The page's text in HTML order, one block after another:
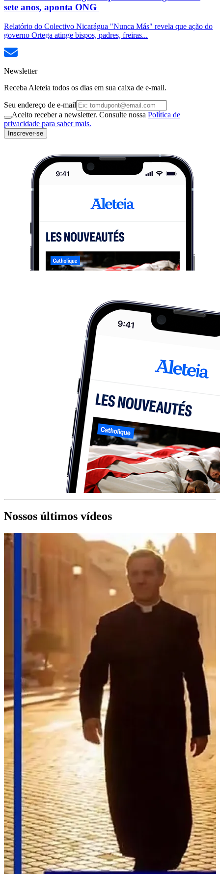
sete anos, aponta ONG
Relatório do Colectivo Nicarágua "Nunca Más" revela que ação do
governo Ortega atinge bispos, padres, freiras...
Newsletter
Receba Aleteia todos os dias em sua caixa de e-mail.
Seu endereço de e-mail
Aceito receber a newsletter. Consulte nossa Política de
privacidade para saber mais.
Inscrever-se
Nossos últimos vídeos